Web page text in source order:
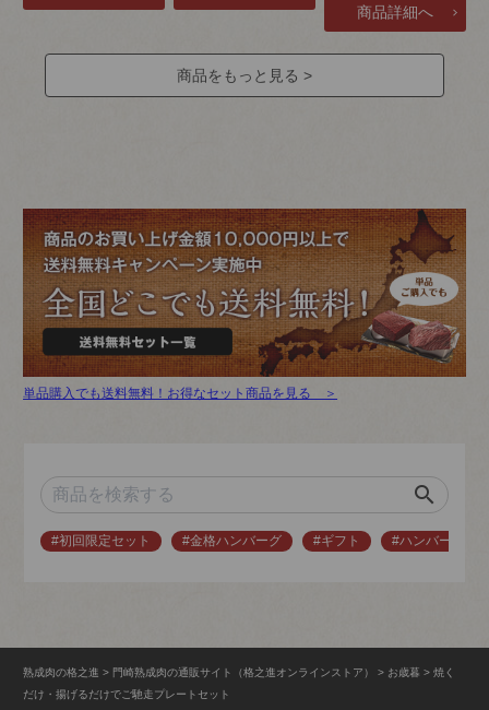
商品をもっと見る >
単品購入でも送料無料！お得なセット商品を見る ＞
search
#初回限定セット #金格ハンバーグ #ギフト #ハンバーグ
熟成肉の格之進 門崎熟成肉の通販サイト（格之進オンラインストア） お歳暮
焼く
だけ・揚げるだけでご馳走プレートセット